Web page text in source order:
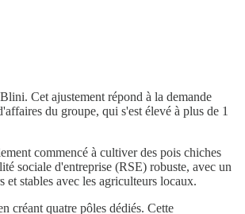
Cet ajustement répond à la demande
du groupe, qui s'est élevé à plus de 1
commencé à cultiver des pois chiches
sociale d'entreprise (RSE) robuste, avec un
stables avec les agriculteurs locaux.
créant quatre pôles dédiés. Cette